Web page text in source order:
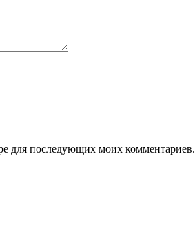
для последующих моих комментариев.